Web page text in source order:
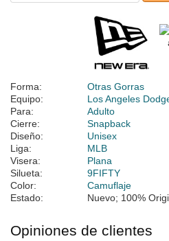
Forma:
Otras Gorras
Equipo:
Los Angeles
Para:
Adulto
Cierre:
Snapback
Diseño:
Unisex
Liga:
MLB
Visera:
Plana
Silueta:
9FIFTY
Color:
Camuflaje
Estado:
Nuevo; 100%
Opiniones de clientes